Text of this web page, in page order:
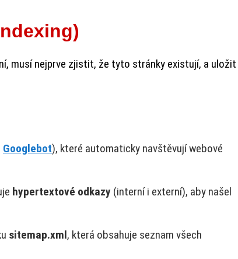
musí nejprve zjistit, že tyto stránky existují, a uložit
Googlebot), které automaticky navštěvují webové
hypertextové odkazy (interní i externí), aby našel
sitemap.xml, která obsahuje seznam všech